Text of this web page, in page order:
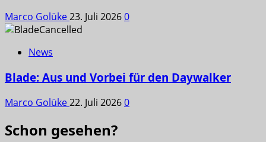
Marco Golüke23. Juli 20260
News
Blade: Aus und Vorbei für den Daywalker
Marco Golüke22. Juli 20260
Schon gesehen?